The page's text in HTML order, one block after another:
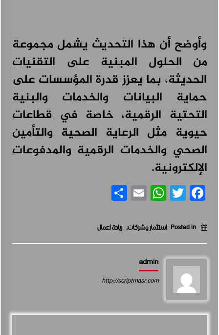
وأوضح أن هذا التحديث يشمل مجموعة
من الحلول المبنية على التقنيات
الحديثة، بما يعزز قدرة المؤسسات على
حماية البيانات والخدمات والبنية
التحتية الرقمية، خاصة في قطاعات
حيوية مثل الرعاية الصحية والتأمين
الصحي والخدمات الرقمية والمدفوعات
الإلكترونية.
Facebook
Twitter
WhatsApp
Email
Posted in استثمار وشركات, ريادة اعمال
admin
http://scriptmasr.com